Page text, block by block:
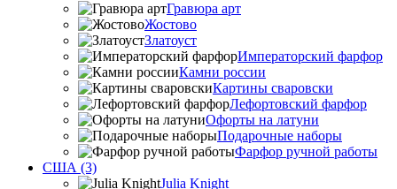
Гравюра арт
Жостово
Златоуст
Императорский фарфор
Камни россии
Картины сваровски
Лефортовский фарфор
Офорты на латуни
Подарочные наборы
Фарфор ручной работы
США (3)
Julia Knight